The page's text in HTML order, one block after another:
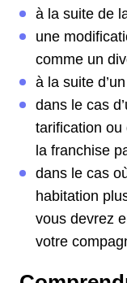
à la suite de
une
comme un
à la suite
dans le cas
tarification ou
la franchise
dans le cas
habitation
vous devrez
votre